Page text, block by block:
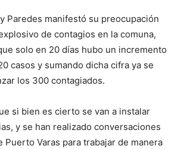
Paredes manifestó su preocupación
de contagios en la comuna,
solo en 20 días hubo un incremento
casos y sumando dicha cifra ya se
los 300 contagiados.
si bien es cierto se van a instalar
y se han realizado conversaciones
Puerto Varas para trabajar de manera